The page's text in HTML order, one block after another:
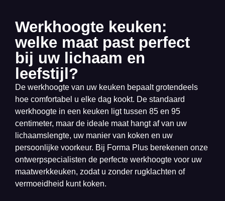
Werkhoogte keuken:
welke maat past perfect
bij uw lichaam en
leefstijl?
De werkhoogte van uw keuken bepaalt grotendeels
hoe comfortabel u elke dag kookt. De standaard
werkhoogte in een keuken ligt tussen 85 en 95
centimeter, maar de ideale maat hangt af van uw
lichaamslengte, uw manier van koken en uw
persoonlijke voorkeur. Bij Forma Plus berekenen onze
ontwerpspecialisten de perfecte werkhoogte voor uw
maatwerkkeuken, zodat u zonder rugklachten of
vermoeidheid kunt koken.